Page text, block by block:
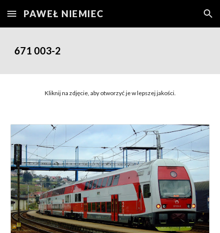
Skip to main content Skip to navigation
PAWEŁ NIEMIEC
671 003-2
Kliknij na zdjęcie, aby otworzyć je w lepszej jakości.